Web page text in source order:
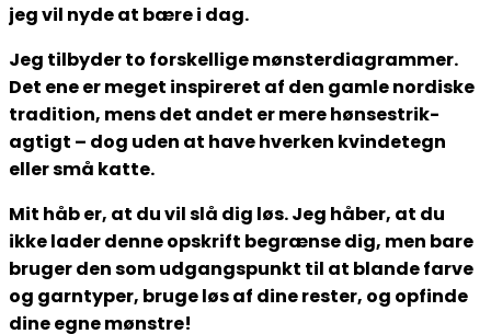
jeg vil nyde at bære i dag.
Jeg tilbyder to forskellige mønsterdiagrammer.
Det ene er meget inspireret af den gamle nordiske
tradition, mens det andet er mere hønsestrik-
agtigt – dog uden at have hverken kvindetegn
eller små katte.
Mit håb er, at du vil slå dig løs. Jeg håber, at du
ikke lader denne opskrift begrænse dig, men bare
bruger den som udgangspunkt til at blande farve
og garntyper, bruge løs af dine rester, og opfinde
dine egne mønstre!